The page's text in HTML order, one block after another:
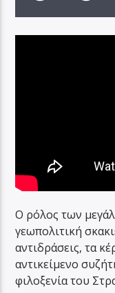
Ο ρόλος των
γεωπολιτική
αντιδράσεις, τα
αντικείμενο
φιλοξενία του